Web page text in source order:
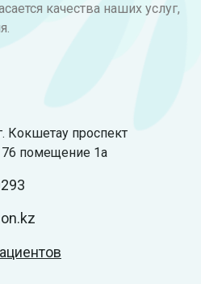
качества наших услуг,
Кокшетау проспект
76 помещение 1а